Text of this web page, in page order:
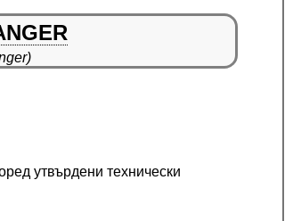
утвърдени технически